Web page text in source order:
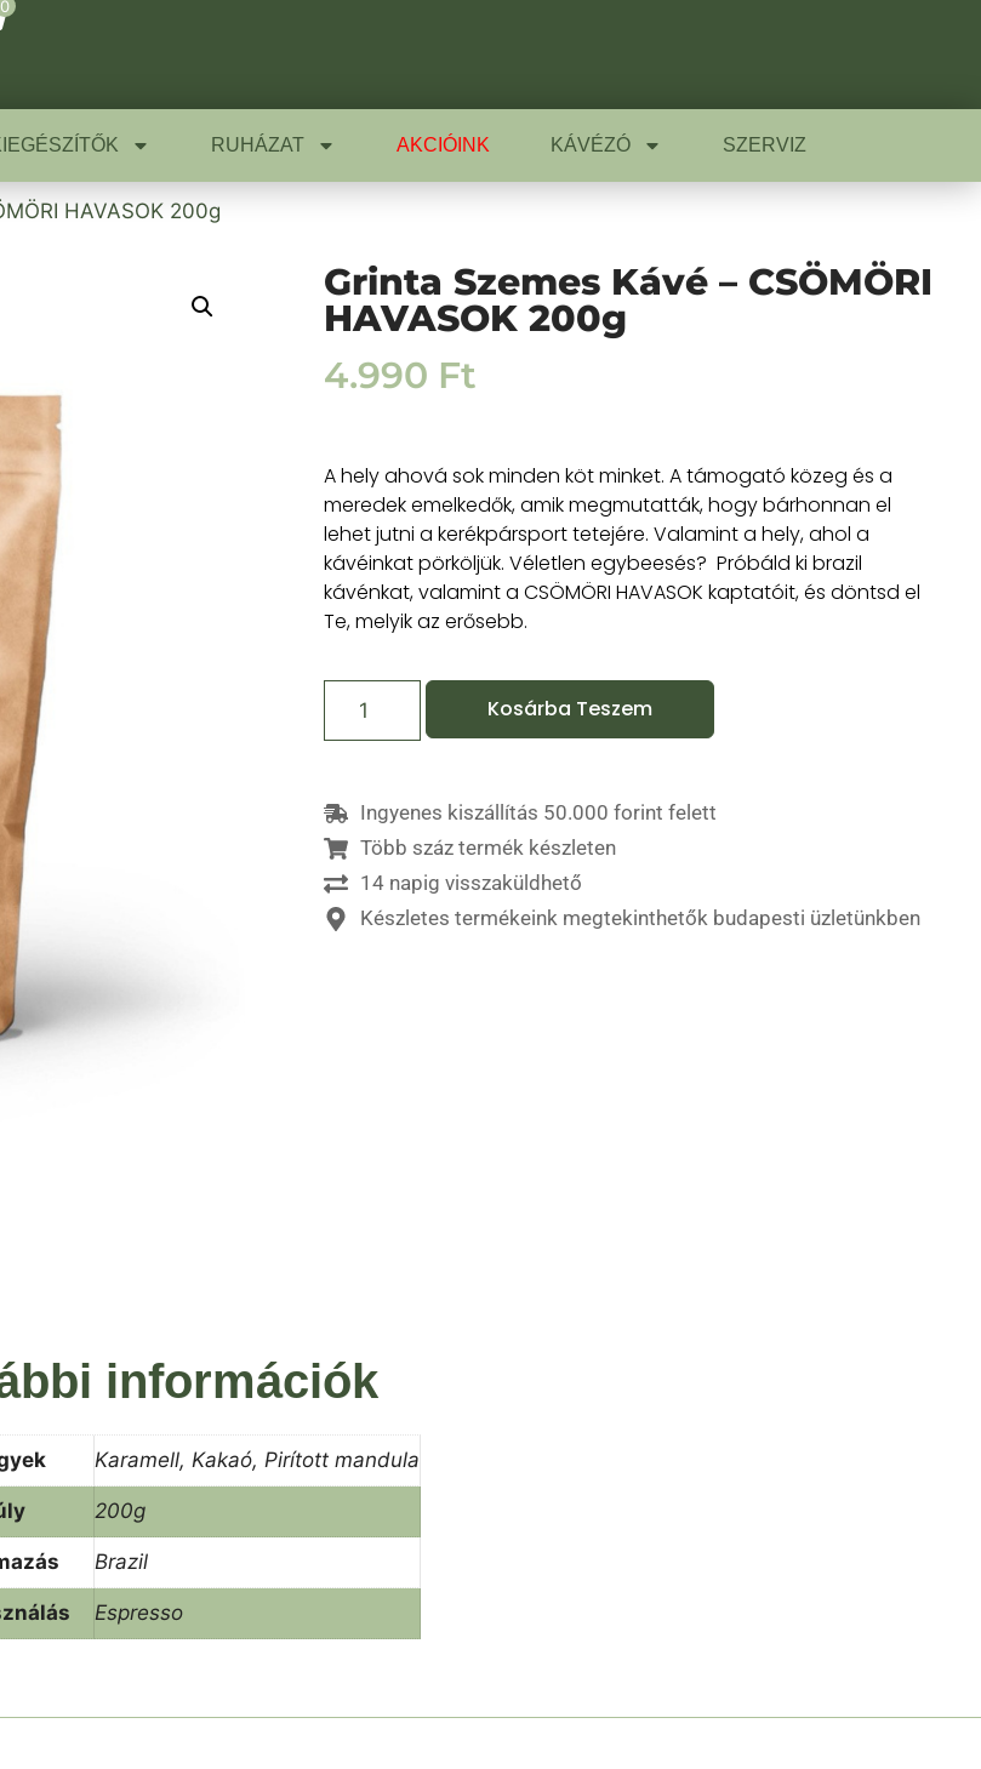
0
RUHÁZAT AKCIÓINK KÁVÉZÓ SZERVIZ
HAVASOK 200g
Grinta Szemes Kávé – CSÖMÖRI
HAVASOK 200g
4.990 Ft
A hely ahová sok minden köt minket. A támogató közeg és a
meredek emelkedők, amik megmutatták, hogy bárhonnan el
lehet jutni a kerékpársport tetejére. Valamint a hely, ahol a
kávéinkat pörköljük. Véletlen egybeesés? Próbáld ki brazil
kávénkat, valamint a CSÖMÖRI HAVASOK kaptatóit, és döntsd el
Te, melyik az erősebb.
Kosárba Teszem
Ingyenes kiszállítás 50.000 forint felett
Több száz termék készleten
14 napig visszaküldhető
Készletes termékeink megtekinthetők budapesti üzletünkben
információk
Karamell, Kakaó, Pirított mandula
200g
Brazil
Espresso